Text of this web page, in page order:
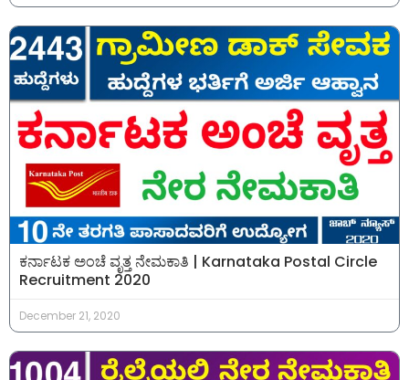
ಕರ್ನಾಟಕ ಅಂಚೆ ವೃತ್ತ ನೇಮಕಾತಿ | Karnataka Postal Circle
Recruitment 2020
December 21, 2020